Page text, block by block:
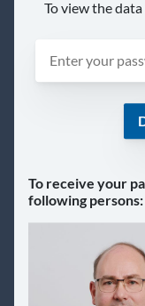
To view the
To receive your
following persons: